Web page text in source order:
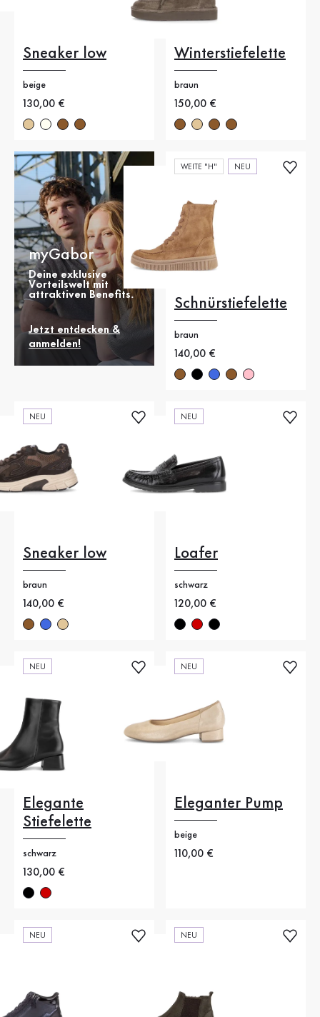
Sneaker low
beige
Neuer Preis
130,00 €
Winterstiefelette
braun
Neuer Preis
150,00 €
myGabor
Deine exklusive
Vorteilswelt mit
attraktiven Benefits.
Jetzt entdecken &
anmelden!
WEITE "H" NEU
Schnürstiefelette
braun
Neuer Preis
140,00 €
NEU
Sneaker low
braun
Neuer Preis
140,00 €
NEU
Loafer
schwarz
Neuer Preis
120,00 €
NEU
Elegante
Stiefelette
schwarz
Neuer Preis
130,00 €
NEU
Eleganter Pump
beige
Neuer Preis
110,00 €
NEU NEU